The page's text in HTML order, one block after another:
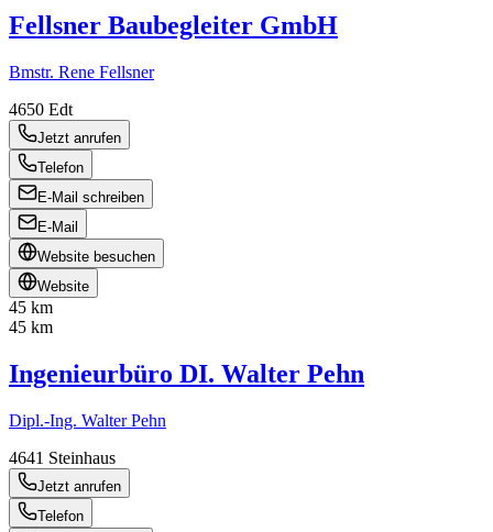
Fellsner Baubegleiter GmbH
Bmstr. Rene Fellsner
4650 Edt
Jetzt anrufen
Telefon
E-Mail schreiben
E-Mail
Website besuchen
Website
45 km
45 km
Ingenieurbüro DI. Walter Pehn
Dipl.-Ing. Walter Pehn
4641 Steinhaus
Jetzt anrufen
Telefon